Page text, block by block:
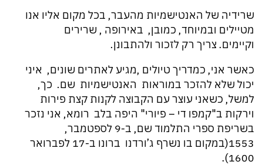
שרידיה של האנטישמיות מהעבר, בכל מקום אליו אנו
מטיילים ובמיוחד, כמובן, באירופה , שרירים
וקיימים. צריך רק לזכור ולהתבונן.
כאשר אני, כמדריך טיולים ,מגיע לאתרים שונים, איני
יכול שלא להזכר במוראות האנטישמיות שם. כך,
למשל, כשאני עוצר עם הקבוצה לקנות קצת פירות
וירקות ב"קמפו די – פיורי" היפה בלב רומא, אני נזכר
בשריפת ספרי התלמוד שם, ב-9 לספטמבר,
1553(במקום בו נשרף ג’ורדנו ברונו ב-17 לפברואר
1600).